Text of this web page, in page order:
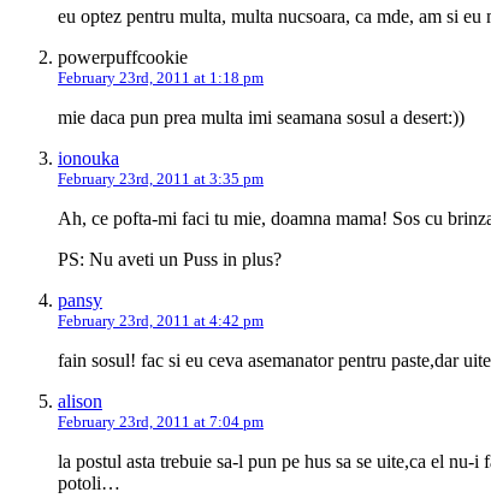
eu optez pentru multa, multa nucsoara, ca mde, am si
powerpuffcookie
February 23rd, 2011 at 1:18 pm
mie daca pun prea multa imi seamana sosul a desert:))
ionouka
February 23rd, 2011 at 3:35 pm
Ah, ce pofta-mi faci tu mie, doamna mama! Sos cu
PS: Nu aveti un Puss in plus?
pansy
February 23rd, 2011 at 4:42 pm
fain sosul! fac si eu ceva asemanator pentru paste,dar
alison
February 23rd, 2011 at 7:04 pm
la postul asta trebuie sa-l pun pe hus sa se uite,ca el nu-
potoli…